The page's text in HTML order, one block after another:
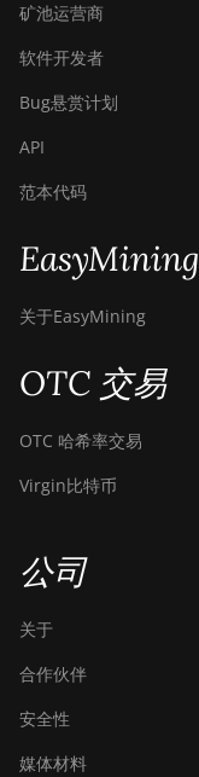
矿池运营商
软件开发者
Bug悬赏计划
API
范本代码
EasyMining
关于EasyMining
OTC 交易
OTC 哈希率交易
Virgin比特币
公司
关于
合作伙伴
安全性
媒体材料